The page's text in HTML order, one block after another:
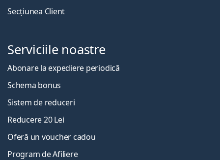
Secțiunea Client
Serviciile noastre
Abonare la expediere periodică
Schema bonus
Sistem de reduceri
Reducere 20 Lei
Oferă un voucher cadou
Program de Afiliere